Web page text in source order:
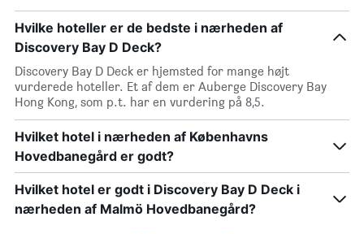
Hvilke hoteller er de bedste i nærheden af
Discovery Bay D Deck?
Discovery Bay D Deck er hjemsted for mange højt
vurderede hoteller. Et af dem er Auberge Discovery Bay
Hong Kong, som p.t. har en vurdering på 8,5.
Hvilket hotel i nærheden af Københavns
Hovedbanegård er godt?
Hvilket hotel er godt i Discovery Bay D Deck i
nærheden af Malmö Hovedbanegård?